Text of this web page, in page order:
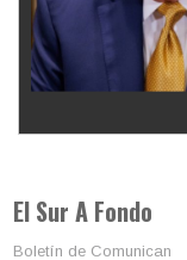
El Sur A Fondo
Boletín de Comunican